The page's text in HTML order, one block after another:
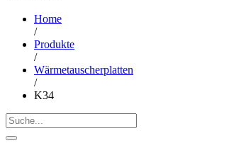
Home
/
Produkte
/
Wärmetauscherplatten
/
K34